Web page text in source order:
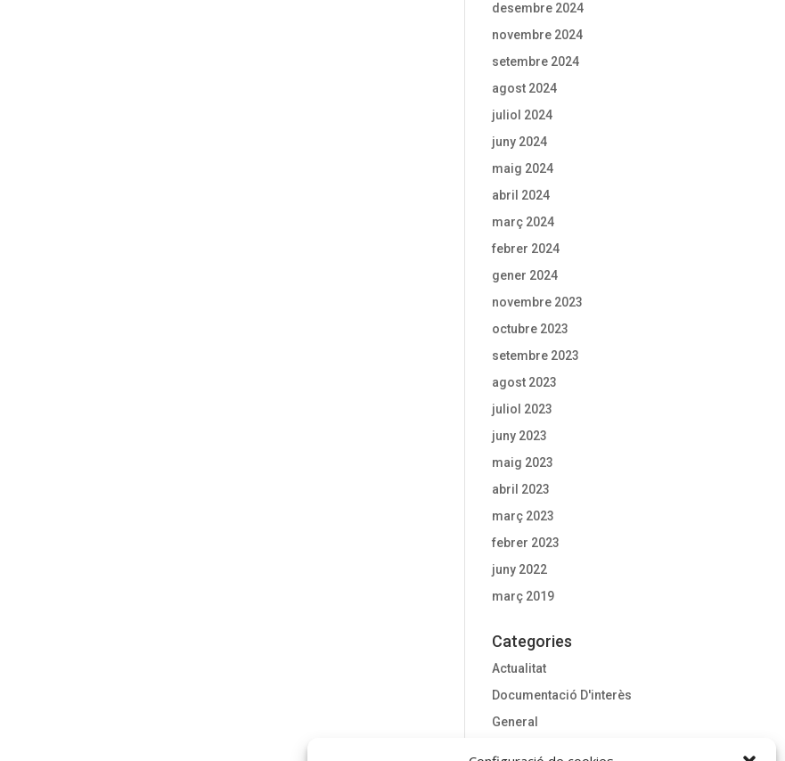
desembre 2024
novembre 2024
setembre 2024
agost 2024
juliol 2024
juny 2024
maig 2024
abril 2024
març 2024
febrer 2024
gener 2024
novembre 2023
octubre 2023
setembre 2023
agost 2023
juliol 2023
juny 2023
maig 2023
abril 2023
març 2023
febrer 2023
juny 2022
març 2019
Categories
Actualitat
Documentació D'interès
General